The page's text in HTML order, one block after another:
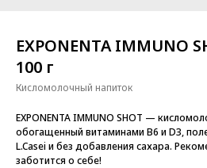
EXPONENTA IMMUNO
100 г
Кисломолочный напиток
EXPONENTA IMMUNO SHOT —
обогащенный витаминами B6 и D3,
L.Casei и без добавления сахара.
заботится о себе!